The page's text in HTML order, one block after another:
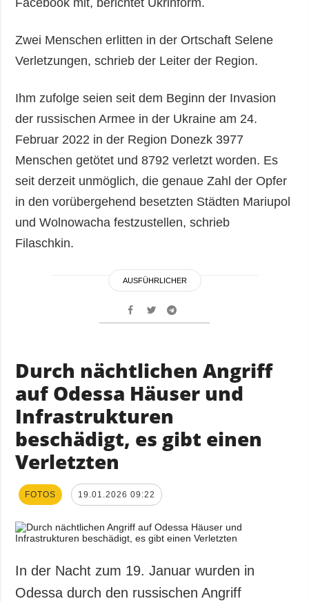
Zwei Menschen erlitten in der Ortschaft Selene
Verletzungen, schrieb der Leiter der Region.
Ihm zufolge seien seit dem Beginn der Invasion
der russischen Armee in der Ukraine am 24.
Februar 2022 in der Region Donezk 3977
Menschen getötet und 8792 verletzt worden. Es
seit derzeit unmöglich, die genaue Zahl der Opfer
in den vorübergehend besetzten Städten Mariupol
und Wolnowacha festzustellen, schrieb
Filaschkin.
AUSFÜHRLICHER
Durch nächtlichen Angriff
auf Odessa Häuser und
Infrastrukturen
beschädigt, es gibt einen
Verletzten
FOTOS 19.01.2026 09:22
In der Nacht zum 19. Januar wurden in
Odessa durch den russischen Angriff